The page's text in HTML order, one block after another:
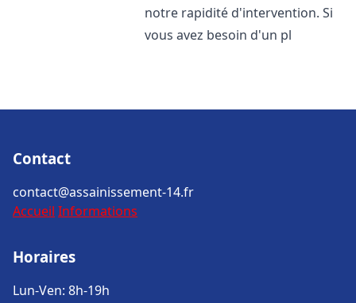
notre rapidité d'intervention. Si
vous avez besoin d'un pl
Contact
contact@assainissement-14.fr
Accueil Informations
Horaires
Lun-Ven: 8h-19h